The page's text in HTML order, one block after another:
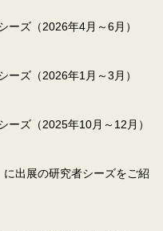
ーズ（2026年4月～6月）
ーズ（2026年1月～3月）
ーズ（2025年10月～12月）
出展の研究者シーズをご紹